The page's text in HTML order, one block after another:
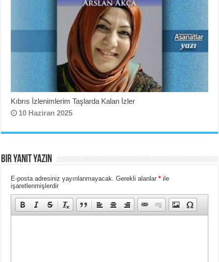
Kıbrıs İzlenimlerim Taşlarda Kalan İzler
10 Haziran 2025
Bir yanıt yazın
E-posta adresiniz yayınlanmayacak. Gerekli alanlar* ile
işaretlenmişlerdir